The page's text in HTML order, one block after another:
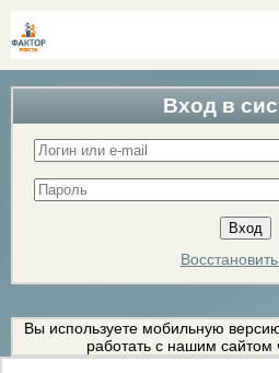
Вход в
Вы используете мобильную
работать с нашим сайтом